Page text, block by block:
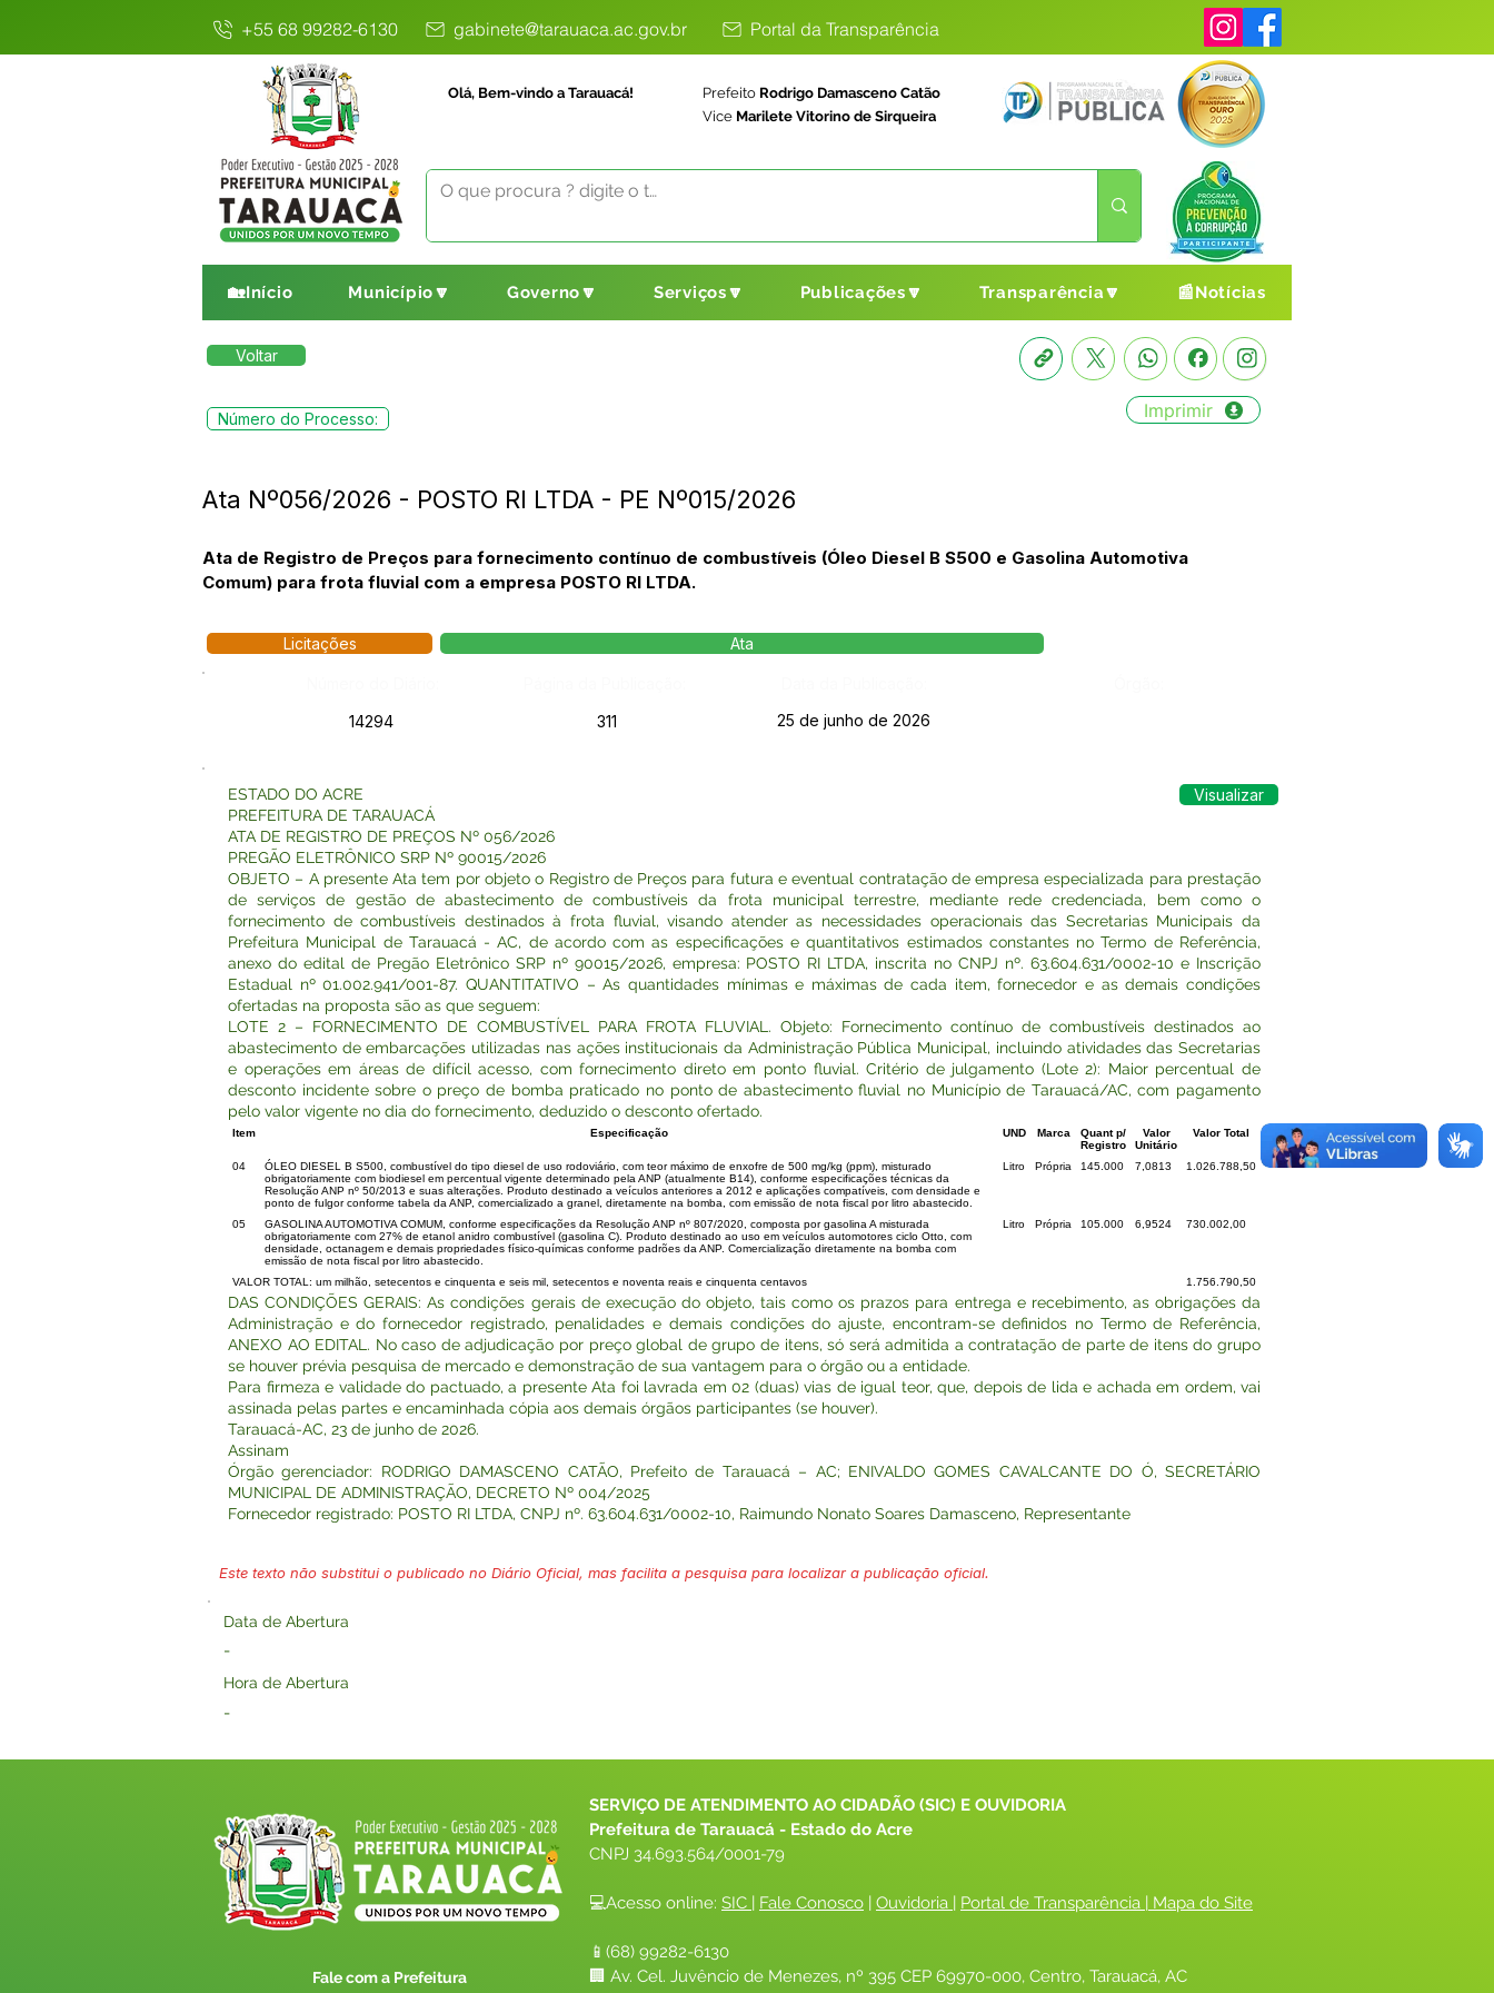
+55 68 99282-6130 gabinete@tarauaca.ac.gov.br Portal da Transparência
Olá, Bem-vindo a Tarauacá! Prefeito Rodrigo Damasceno Catão
Vice Marilete Vitorino de Sirqueira
🏡Início Município🔽 Governo🔽 Serviços🔽 Publicações🔽 Transparência🔽 📰Notícias
Voltar
Número do Processo: Imprimir
Ata Nº056/2026 - POSTO RI LTDA - PE Nº015/2026
Ata de Registro de Preços para fornecimento contínuo de combustíveis (Óleo Diesel B S500 e Gasolina Automotiva
Comum) para frota fluvial com a empresa POSTO RI LTDA.
Licitações Ata
14294
311 25 de junho de 2026
ESTADO DO ACRE
PREFEITURA DE TARAUACÁ
ATA DE REGISTRO DE PREÇOS Nº 056/2026
PREGÃO ELETRÔNICO SRP Nº 90015/2026
OBJETO – A presente Ata tem por objeto o Registro de Preços para futura e eventual contratação de empresa especializada para prestação
de serviços de gestão de abastecimento de combustíveis da frota municipal terrestre, mediante rede credenciada, bem como o
fornecimento de combustíveis destinados à frota fluvial, visando atender as necessidades operacionais das Secretarias Municipais da
Prefeitura Municipal de Tarauacá - AC, de acordo com as especificações e quantitativos estimados constantes no Termo de Referência,
anexo do edital de Pregão Eletrônico SRP nº 90015/2026, empresa: POSTO RI LTDA, inscrita no CNPJ nº. 63.604.631/0002-10 e Inscrição
Estadual nº 01.002.941/001-87. QUANTITATIVO – As quantidades mínimas e máximas de cada item, fornecedor e as demais condições
ofertadas na proposta são as que seguem:
LOTE 2 – FORNECIMENTO DE COMBUSTÍVEL PARA FROTA FLUVIAL. Objeto: Fornecimento contínuo de combustíveis destinados ao
abastecimento de embarcações utilizadas nas ações institucionais da Administração Pública Municipal, incluindo atividades das Secretarias
e operações em áreas de difícil acesso, com fornecimento direto em ponto fluvial. Critério de julgamento (Lote 2): Maior percentual de
desconto incidente sobre o preço de bomba praticado no ponto de abastecimento fluvial no Município de Tarauacá/AC, com pagamento
pelo valor vigente no dia do fornecimento, deduzido o desconto ofertado.
Item Especificação UND Marca
Quant p/
Registro
Valor
Unitário
Valor Total
04
ÓLEO DIESEL B S500, combustível do tipo diesel de uso rodoviário, com teor máximo de enxofre de 500 mg/kg (ppm), misturado
obrigatoriamente com biodiesel em percentual vigente determinado pela ANP (atualmente B14), conforme especificações técnicas da
Resolução ANP nº 50/2013 e suas alterações. Produto destinado a veículos anteriores a 2012 e aplicações compatíveis, com densidade e
ponto de fulgor conforme tabela da ANP, comercializado a granel, diretamente na bomba, com emissão de nota fiscal por litro abastecido.
Litro Própria 145.000 7,0813 1.026.788,50
05
GASOLINA AUTOMOTIVA COMUM, conforme especificações da Resolução ANP nº 807/2020, composta por gasolina A misturada
obrigatoriamente com 27% de etanol anidro combustível (gasolina C). Produto destinado ao uso em veículos automotores ciclo Otto, com
densidade, octanagem e demais propriedades físico-químicas conforme padrões da ANP. Comercialização diretamente na bomba com
emissão de nota fiscal por litro abastecido.
Litro Própria 105.000 6,9524 730.002,00
VALOR TOTAL: um milhão, setecentos e cinquenta e seis mil, setecentos e noventa reais e cinquenta centavos 1.756.790,50
DAS CONDIÇÕES GERAIS: As condições gerais de execução do objeto, tais como os prazos para entrega e recebimento, as obrigações da
Administração e do fornecedor registrado, penalidades e demais condições do ajuste, encontram-se definidos no Termo de Referência,
ANEXO AO EDITAL. No caso de adjudicação por preço global de grupo de itens, só será admitida a contratação de parte de itens do grupo
se houver prévia pesquisa de mercado e demonstração de sua vantagem para o órgão ou a entidade.
Para firmeza e validade do pactuado, a presente Ata foi lavrada em 02 (duas) vias de igual teor, que, depois de lida e achada em ordem, vai
assinada pelas partes e encaminhada cópia aos demais órgãos participantes (se houver).
Tarauacá-AC, 23 de junho de 2026.
Assinam
Órgão gerenciador: RODRIGO DAMASCENO CATÃO, Prefeito de Tarauacá – AC; ENIVALDO GOMES CAVALCANTE DO Ó, SECRETÁRIO
MUNICIPAL DE ADMINISTRAÇÃO, DECRETO Nº 004/2025
Fornecedor registrado: POSTO RI LTDA, CNPJ nº. 63.604.631/0002-10, Raimundo Nonato Soares Damasceno, Representante
Visualizar
Este texto não substitui o publicado no Diário Oficial, mas facilita a pesquisa para localizar a publicação oficial.
Data de Abertura
-
Hora de Abertura
-
Fale com a Prefeitura
SERVIÇO DE ATENDIMENTO AO CIDADÃO (SIC) E OUVIDORIA
Prefeitura de Tarauacá - Estado do Acre
CNPJ 34.693.564/0001-79
💻Acesso online: SIC | Fale Conosco | Ouvidoria | Portal de Transparência | Mapa do Site
📱(68) 99282-6130
🏢 Av. Cel. Juvêncio de Menezes, nº 395 CEP 69970-000, Centro, Tarauacá, AC